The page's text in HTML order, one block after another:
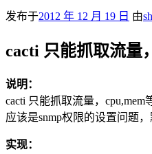
发布于2012 年 12 月 19 日 由
cacti 只能抓取流量
说明：
cacti 只能抓取流量，cpu,mem
应该是snmp权限的设置问题
实现：